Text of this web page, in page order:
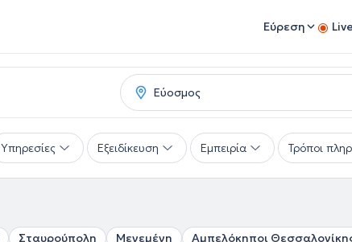
Εύρεση
Υπηρεσίες Εξειδίκευση Εμπειρία Τρόποι
Σταυρούπολη Μενεμένη Αμπελόκηποι